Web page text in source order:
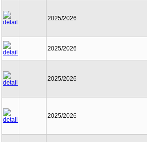
2025/2026
2025/2026
2025/2026
2025/2026